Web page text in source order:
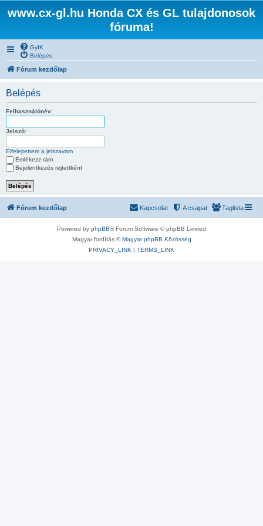
www.cx-gl.hu Honda CX és GL tulajdonosok
fóruma!
GyIK
Belépés
Fórum kezdőlap
Belépés
Felhasználónév:
Jelszó:
Elfelejtettem a jelszavam
Emlékezz rám
Bejelentkezés rejtettként
Fórum kezdőlap Taglista
A csapat
Kapcsolat
Powered by phpBB® Forum Software © phpBB Limited
Magyar fordítás ©Magyar phpBB Közösség
PRIVACY_LINK | TERMS_LINK